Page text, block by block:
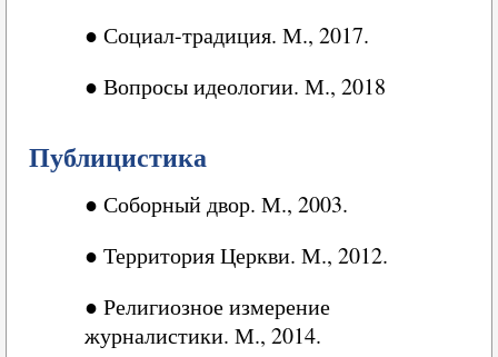
● Социал-традиция. М., 2017.
● Вопросы идеологии. М., 2018
Публицистика
● Соборный двор. М., 2003.
● Территория Церкви. М., 2012.
● Религиозное измерение
журналистики. М., 2014.